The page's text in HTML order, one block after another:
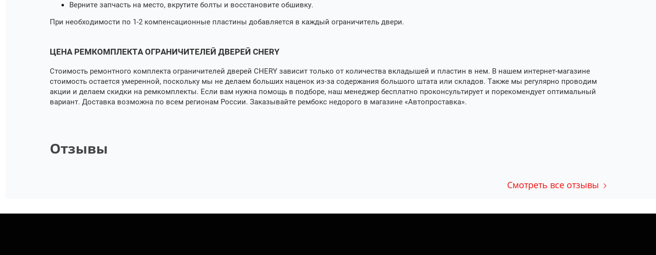
Верните запчасть на место, вкрутите болты и восстановите обшивку.
При необходимости по 1-2 компенсационные пластины добавляется в каждый ограничитель двери.
ЦЕНА РЕМКОМПЛЕКТА ОГРАНИЧИТЕЛЕЙ ДВЕРЕЙ CHERY
Стоимость ремонтного комплекта ограничителей дверей CHERY зависит только от количества вкладышей и пластин в нем. В нашем интернет-магазине
стоимость остается умеренной, поскольку мы не делаем больших наценок из-за содержания большого штата или складов. Также мы регулярно проводим
акции и делаем скидки на ремкомплекты. Если вам нужна помощь в подборе, наш менеджер бесплатно проконсультирует и порекомендует оптимальный
вариант. Доставка возможна по всем регионам России. Заказывайте рембокс недорого в магазине «Автопроставка».
Отзывы
Смотреть все отзывы